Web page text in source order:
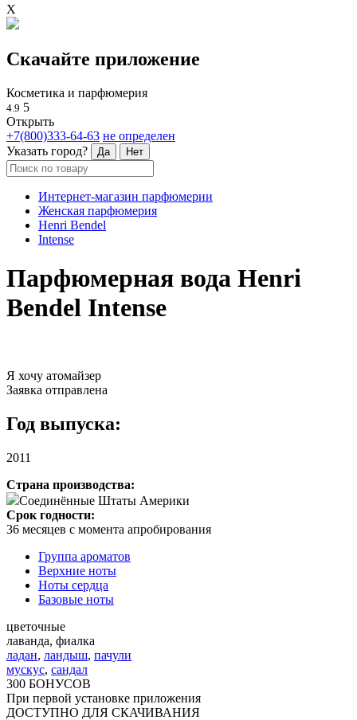
X
Скачайте приложение
Косметика и парфюмерия
4.9 5
Открыть
+7(800)333-64-63 не определен
Указать город?
Да Нет
Интернет-магазин парфюмерии
Женская парфюмерия
Henri Bendel
Intense
Парфюмерная вода Henri
Bendel Intense
Я хочу атомайзер
Заявка отправлена
Год выпуска:
2011
Страна производства:
Соединённые Штаты Америки
Срок годности:
36 месяцев с момента апробирования
Группа ароматов
Верхние ноты
Ноты сердца
Базовые ноты
цветочные
лаванда, фиалка
ладан, ландыш, пачули
мускус, сандал
300 БОНУСОВ
При первой установке приложения
ДОСТУПНО ДЛЯ СКАЧИВАНИЯ